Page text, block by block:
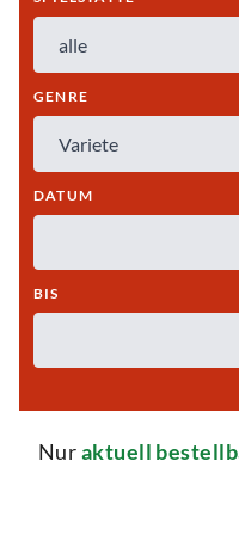
GENRE
DATUM
BIS
Nuraktuell